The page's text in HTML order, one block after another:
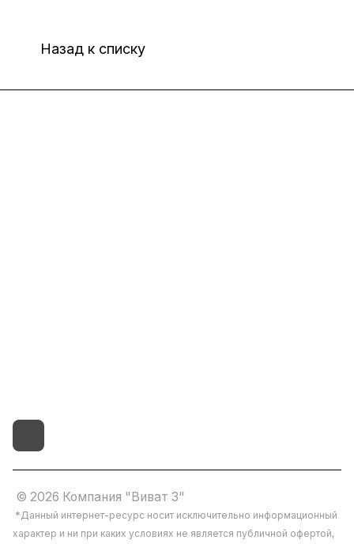
Назад к списку
© 2026 Компания "Виват 3"
*Данный интернет-ресурс носит исключительно информационный
характер и ни при каких условиях не является публичной офертой,